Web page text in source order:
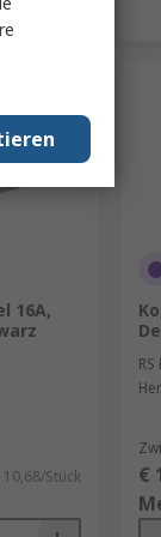
16A,
10,68/Stück €